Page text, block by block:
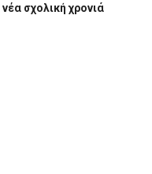
σχολική χρονιά